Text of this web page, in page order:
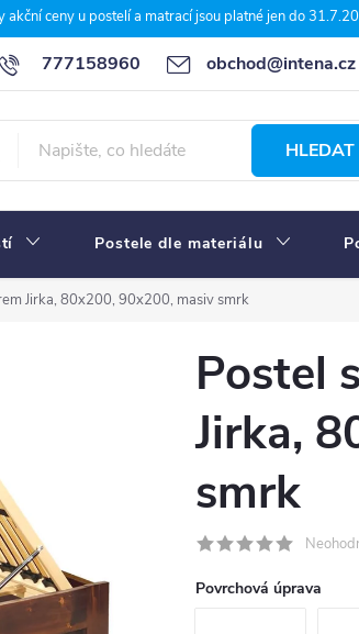
akční ceny u postelí a matrací jsou platné jen do
777158960 obchod@intena.cz
ceny dopravy 7 důvodů, proč nakupit u Intena
HLEDAT
Postele dle materiálu
Jirka, 80x200, 90x200, masiv smrk
Postel
Jirka,
smrk
Povrchová úprava